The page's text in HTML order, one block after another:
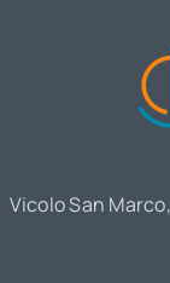
Vicolo San